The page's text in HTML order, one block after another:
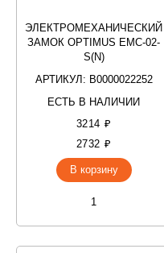
ЭЛЕКТРОМЕХАНИЧЕСКИЙ
ЗАМОК OPTIMUS EMC-02-
S(N)
АРТИКУЛ: В0000022252
ЕСТЬ В НАЛИЧИИ
3214 ₽
2732 ₽
В корзину